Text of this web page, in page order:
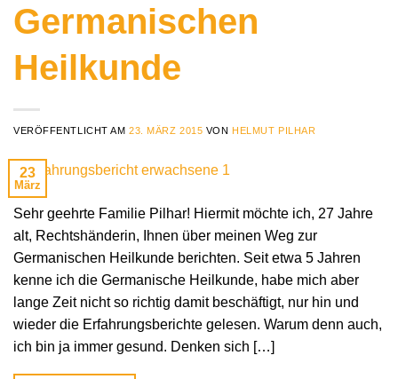
Germanischen
Heilkunde
VERÖFFENTLICHT AM23. MÄRZ 2015 VON HELMUT PILHAR
23
März
Sehr geehrte Familie Pilhar! Hiermit möchte ich, 27 Jahre
alt, Rechtshänderin, Ihnen über meinen Weg zur
Germanischen Heilkunde berichten. Seit etwa 5 Jahren
kenne ich die Germanische Heilkunde, habe mich aber
lange Zeit nicht so richtig damit beschäftigt, nur hin und
wieder die Erfahrungsberichte gelesen. Warum denn auch,
ich bin ja immer gesund. Denken sich […]